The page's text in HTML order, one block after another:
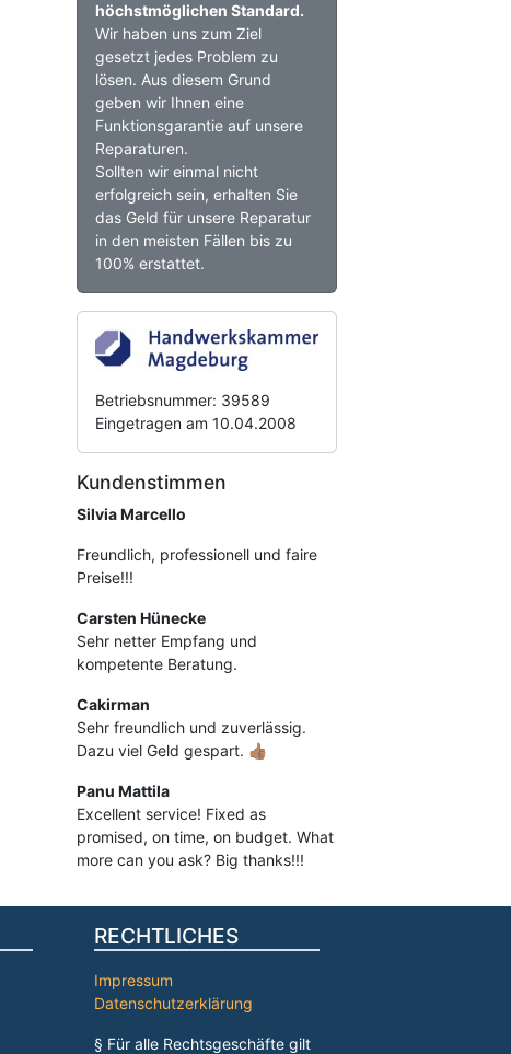
höchstmöglichen Standard.
Wir haben uns zum Ziel
gesetzt jedes Problem zu
lösen. Aus diesem Grund
geben wir Ihnen eine
Funktionsgarantie auf unsere
Reparaturen.
Sollten wir einmal nicht
erfolgreich sein, erhalten Sie
das Geld für unsere Reparatur
in den meisten Fällen bis zu
100% erstattet.
Betriebsnummer: 39589
Eingetragen am 10.04.2008
Kundenstimmen
Silvia Marcello
Freundlich, professionell und faire
Preise!!!
Carsten Hünecke
Sehr netter Empfang und
kompetente Beratung.
Cakirman
Sehr freundlich und zuverlässig.
Dazu viel Geld gespart. 👍🏽
Panu Mattila
Excellent service! Fixed as
promised, on time, on budget. What
more can you ask? Big thanks!!!
RECHTLICHES
Impressum
Datenschutzerklärung
§ Für alle Rechtsgeschäfte gilt